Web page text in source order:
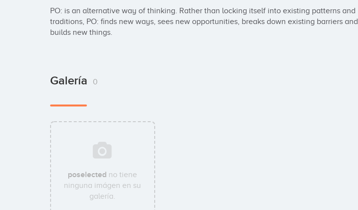
PO: is an alternative way of thinking. Rather than locking itself into existing patterns and
traditions, PO: finds new ways, sees new opportunities, breaks down existing barriers and
builds new things.
Galería 0
poselected no tiene
ninguna imágen en su
galería.